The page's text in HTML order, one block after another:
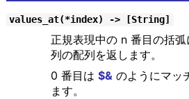
values_at(*index) -> [String]
正規表現中の n 番目の括
列の配列を返します。
0 番目は $&のようにマッ
ます。